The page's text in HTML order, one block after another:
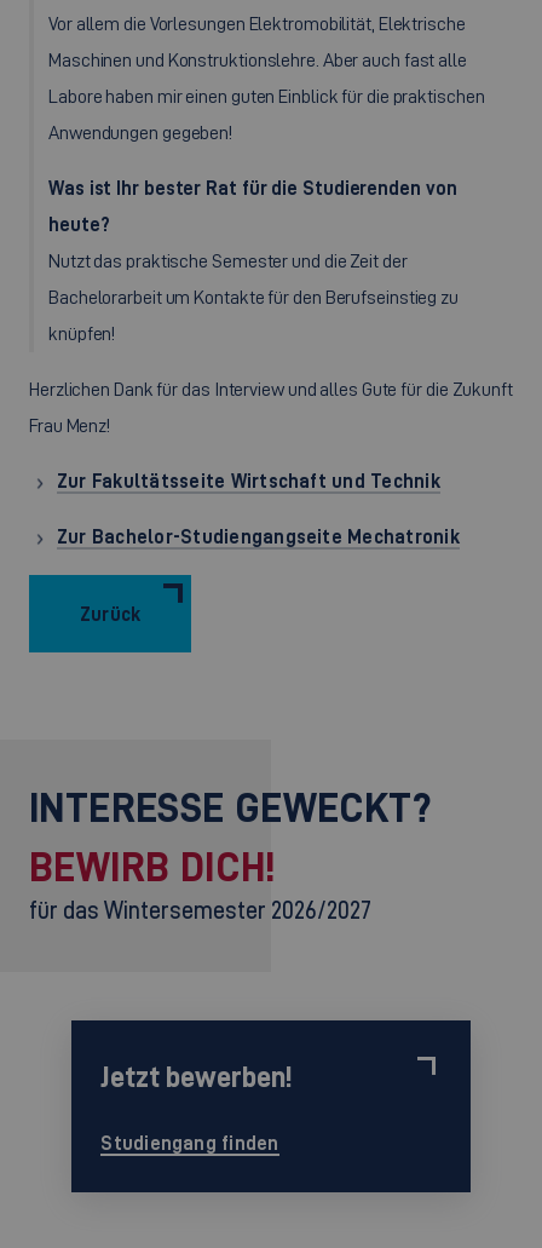
Vor allem die Vorlesungen Elektromobilität, Elektrische
Maschinen und Konstruktionslehre. Aber auch fast alle
Labore haben mir einen guten Einblick für die praktischen
Anwendungen gegeben!
Was ist Ihr bester Rat für die Studierenden von
heute?
Nutzt das praktische Semester und die Zeit der
Bachelorarbeit um Kontakte für den Berufseinstieg zu
knüpfen!
Herzlichen Dank für das Interview und alles Gute für die Zukunft
Frau Menz!
Zur Fakultätsseite Wirtschaft und Technik
Zur Bachelor-Studiengangseite Mechatronik
Zurück
INTERESSE GEWECKT?
BEWIRB DICH!
für das Wintersemester 2026/2027
Jetzt bewerben!
Studiengang finden